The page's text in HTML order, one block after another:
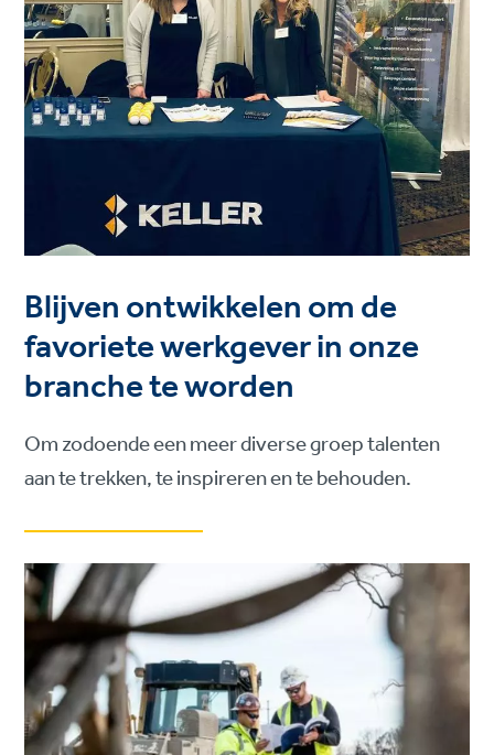
Blijven ontwikkelen om de
favoriete werkgever in onze
branche te worden
Om zodoende een meer diverse groep talenten
aan te trekken, te inspireren en te behouden.